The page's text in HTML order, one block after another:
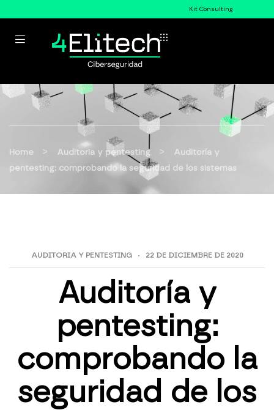
Kit Consulting
Home > Auditoria y pentesting >
Auditoría y
pentesting: comprobando la seguridad de los sistemas
AUDITORIA Y PENTESTING 22 DE DICIEMBRE DE 2020
Auditoría y
pentesting:
comprobando la
seguridad de los